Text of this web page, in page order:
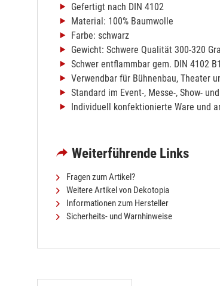
Gefertigt nach DIN 4102
Material: 100% Baumwolle
Farbe: schwarz
Gewicht: Schwere Qualität 300-320
Schwer entflammbar gem. DIN 4102
Verwendbar für Bühnenbau, Theater
Standard im Event-, Messe-, Show-
Individuell konfektionierte Ware und
Weiterführende Links
Fragen zum Artikel?
Weitere Artikel von Dekotopia
Informationen zum Hersteller
Sicherheits- und Warnhinweise